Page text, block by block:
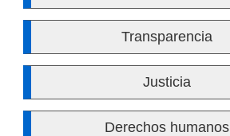
Transparencia
Justicia
Derechos humanos